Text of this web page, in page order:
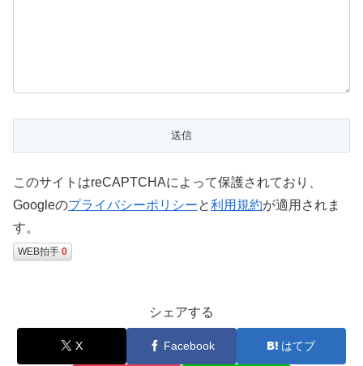
このサイトはreCAPTCHAによって保護されており、
Googleのプライバシーポリシーと利用規約が適用されま
す。
WEB拍手 0
シェアする
X Facebook はてブ